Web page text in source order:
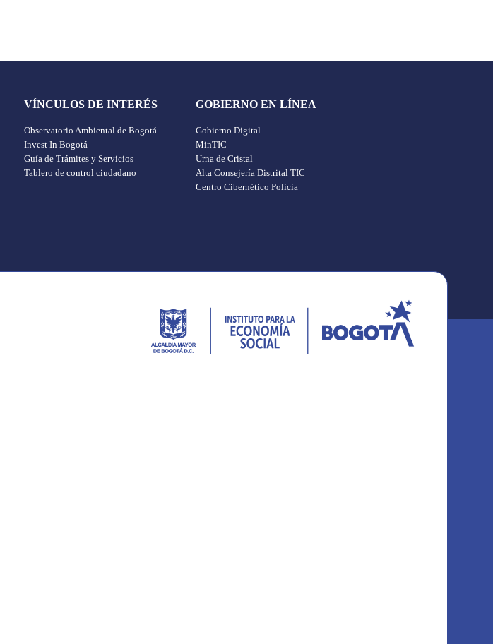
VÍNCULOS DE INTERÉS
Observatorio Ambiental de Bogotá
Invest In Bogotá
Guía de Trámites y Servicios
Tablero de control ciudadano
GOBIERNO EN LÍNEA
Gobierno Digital
MinTIC
Urna de Cristal
Alta Consejería Distrital TIC
Centro Cibernético Policia